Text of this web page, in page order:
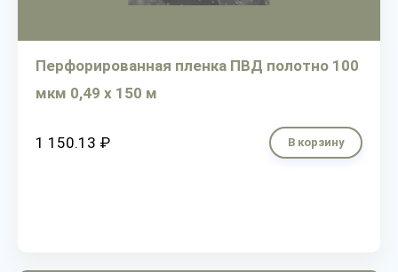
Перфорированная пленка ПВД полотно 100
мкм 0,49 х 150 м
1 150.13 ₽ В корзину